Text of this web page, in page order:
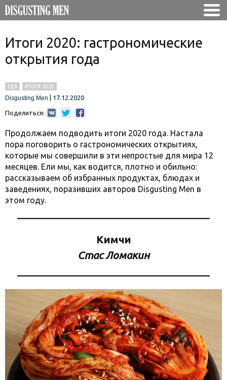
Итоги 2020: гастрономические
открытия года
ЕДА
ИТОГИ 2020
Disgusting Men
17.12.2020
Поделиться:
Продолжаем подводить итоги 2020 года. Настала
пора поговорить о гастрономических открытиях,
которые мы совершили в эти непростые для мира 12
месяцев. Ели мы, как водится, плотно и обильно:
рассказываем об избранных продуктах, блюдах и
заведениях, поразивших авторов Disgusting Men в
этом году.
Кимчи
Стас Ломакин